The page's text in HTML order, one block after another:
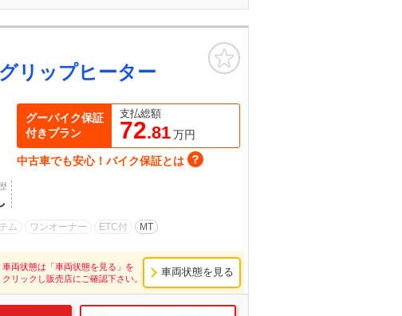
リップヒーター
ム ワンオーナー ETC付 MT
グーバイク保証
付きプラン
支払総額
72.81万円
中古車でも安心！バイク保証とは
車両状態は「車両状態を見る」を
クリックし販売店にご確認下さい。
車両状態を見る